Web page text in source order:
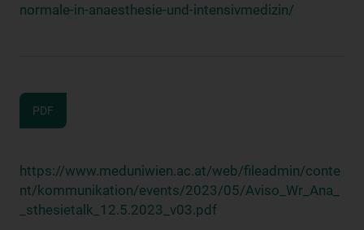
normale-in-anaesthesie-und-intensivmedizin/
PDF
https://www.meduniwien.ac.at/web/fileadmin/conte
nt/kommunikation/events/2023/05/Aviso_Wr_Ana_
_sthesietalk_12.5.2023_v03.pdf